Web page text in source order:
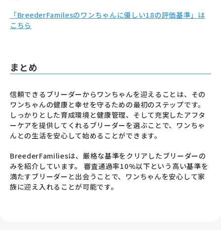
「BreederFamilesのワンちゃんに優しい18の評価基準」は
こちら
まとめ
信頼できるブリーダーからワンちゃんを迎えることは、その
ワンちゃんの健康と幸せを守るための最初のステップです。
しっかりとした育成環境と健康管理、そして充実したアフタ
ーケアを提供してくれるブリーダーを選ぶことで、ワンちゃ
んとの生活を安心して始めることができます。
BreederFamiliesは、厳格な基準をクリアしたブリーダーの
みを紹介しています。 審査通過率10%以下という高い基準を
満たすブリーダーと出会うことで、ワンちゃんを安心して家
族に迎え入れることが可能です。